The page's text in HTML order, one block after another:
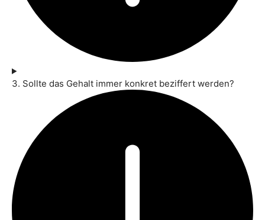
3. Sollte das Gehalt immer konkret beziffert werden?